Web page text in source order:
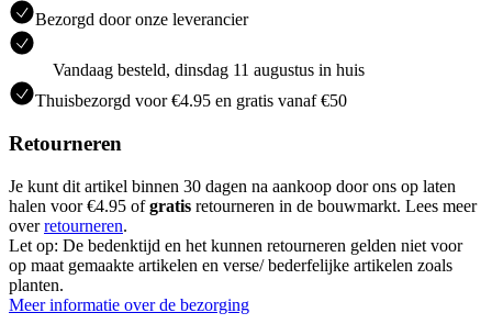
Bezorgd door onze leverancier
Vandaag besteld, dinsdag 11 augustus in huis
Thuisbezorgd voor €4.95 en gratis vanaf €50
Retourneren
Je kunt dit artikel binnen 30 dagen na aankoop door ons op laten
halen voor €4.95 ofgratis retourneren in de bouwmarkt. Lees meer
overretourneren.
Let op: De bedenktijd en het kunnen retourneren gelden niet voor
op maat gemaakte artikelen en verse/ bederfelijke artikelen zoals
planten.
Meer informatie over de bezorging